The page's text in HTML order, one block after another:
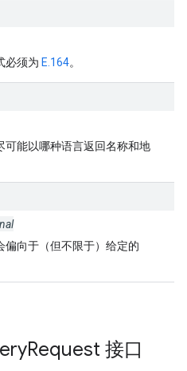
必须为 E.164。
可能以哪种语言返回名称和地
偏向于（但不限于）给定的
Request 接口